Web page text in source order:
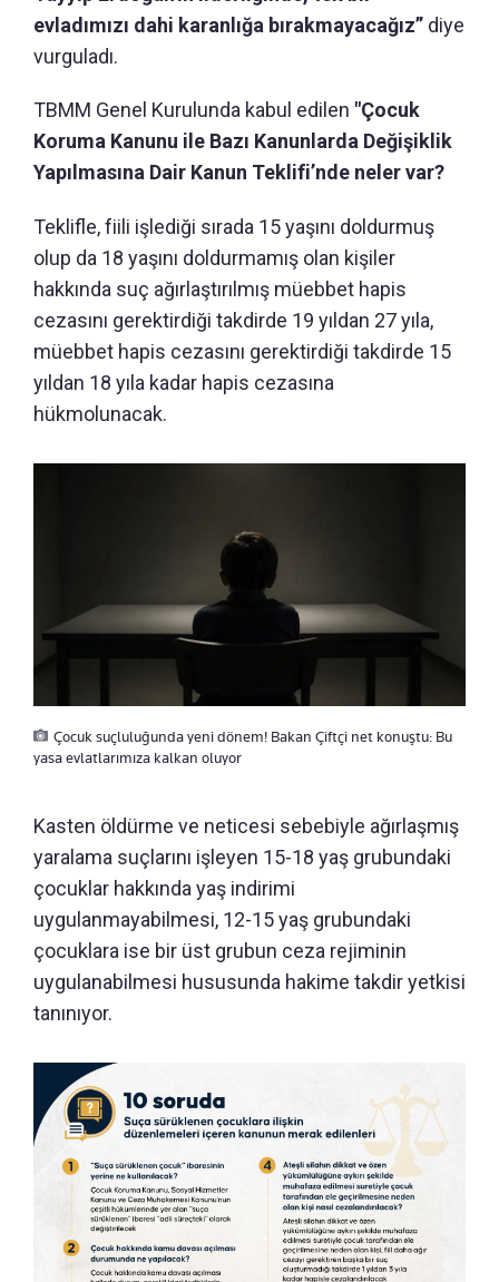
evladımızı dahi karanlığa bırakmayacağız” diye
vurguladı.
TBMM Genel Kurulunda kabul edilen "Çocuk
Koruma Kanunu ile Bazı Kanunlarda Değişiklik
Yapılmasına Dair Kanun Teklifi’nde neler var?
Teklifle, fiili işlediği sırada 15 yaşını doldurmuş
olup da 18 yaşını doldurmamış olan kişiler
hakkında suç ağırlaştırılmış müebbet hapis
cezasını gerektirdiği takdirde 19 yıldan 27 yıla,
müebbet hapis cezasını gerektirdiği takdirde 15
yıldan 18 yıla kadar hapis cezasına
hükmolunacak.
Çocuk suçluluğunda yeni dönem! Bakan Çiftçi net konuştu: Bu
yasa evlatlarımıza kalkan oluyor
Kasten öldürme ve neticesi sebebiyle ağırlaşmış
yaralama suçlarını işleyen 15-18 yaş grubundaki
çocuklar hakkında yaş indirimi
uygulanmayabilmesi, 12-15 yaş grubundaki
çocuklara ise bir üst grubun ceza rejiminin
uygulanabilmesi hususunda hakime takdir yetkisi
tanınıyor.